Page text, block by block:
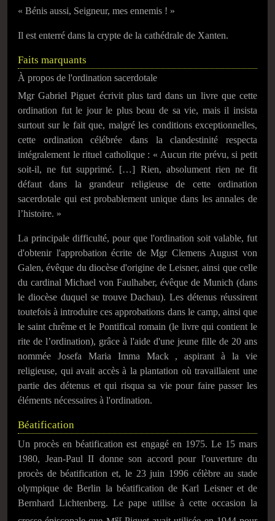
« Bénis aussi, Seigneur, mes ennemis ! »
Il est enterré dans la crypte de la cathédrale de Xanten.
Faits marquants
À propos de l'ordination sacerdotale
Mgr Gabriel Piguet écrivit plus tard dans un livre que cette
ordination fut le jour le plus beau de sa vie, mais il insista
surtout sur le fait que, malgré les conditions exceptionnelles,
cette ordination célébrée dans la clandestinité respecta
intégralement le rituel catholique : « Aucun rite prévu, si petit
soit-il, ne fut supprimé. […] Rien, absolument rien ne fit
défaut dans la grandeur religieuse de cette ordination
sacerdotale qui est probablement unique dans les annales de
l’histoire. »
La principale difficulté, pour que l'ordination soit valable, fut
d'obtenir l'approbation écrite de Mgr Clemens August von
Galen, évêque du diocèse d'origine de Leisner, ainsi que celle
du cardinal Michael von Faulhaber, évêque de Munich (dans
le diocèse duquel se trouve Dachau). Les détenus réussirent
toutefois à introduire ces approbations dans le camp, ainsi que
le saint chrême et le Pontifical romain (le livre qui contient le
rite de l’ordination), grâce à l'aide d'une jeune fille de 20 ans
nommée Josefa Maria Imma Mack , aspirant à la vie
religieuse, qui avait accès à la plantation où travaillaient une
partie des détenus et qui risqua sa vie pour faire passer les
éléments nécessaires à l'ordination.
Béatification
Un procès en béatification est engagé en 1975. Le 15 mars
1980, Jean-Paul II donne son accord pour l'ouverture du
procès de béatification et, le 23 juin 1996célèbre au stade
olympique de Berlin la béatification de Karl Leisner et de
Bernhard Lichtenberg. Le pape utilise à cette occasion la
gr